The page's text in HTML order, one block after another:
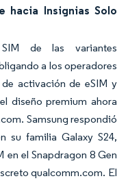
hacia Insignias Solo
de las variantes
a los operadores
activación de eSIM y
diseño premium ahora
Samsung respondió
su familia Galaxy S24,
el Snapdragon 8 Gen
qualcomm.com. El